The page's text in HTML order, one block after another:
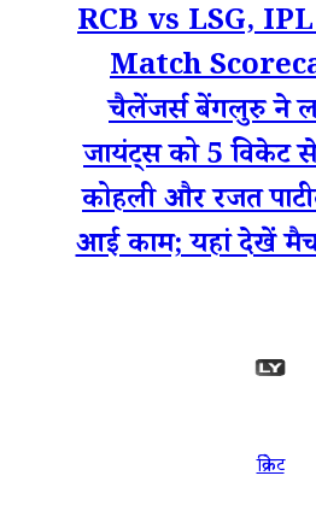
RCB vs LSG,
Match
चैलेंजर्स बेंगलुरु ने
जायंट्स को 5 विकेट से
कोहली और रजत
आई काम; यहां देखें मैच
क्रिकेट